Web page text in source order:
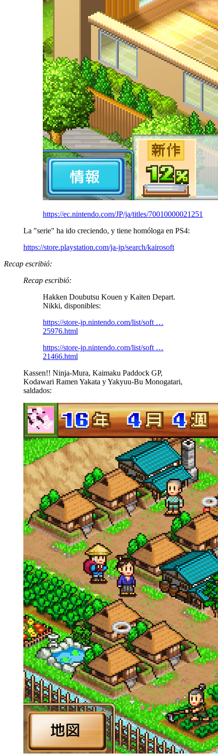
https://ec.nintendo.com/JP/ja/titles/70010000021251
La "serie" ha ido creciendo, y tiene homóloga en PS4:
https://store.playstation.com/ja-jp/search/kairosoft
Recap escribió:
Recap escribió:
Hakken Doubutsu Kouen y Kaiten Depart.
Nikki, disponibles:
https://store-jp.nintendo.com/list/soft …
25976.html
https://store-jp.nintendo.com/list/soft …
21466.html
Kassen!! Ninja-Mura, Kaimaku Paddock GP,
Kodawari Ramen Yakata y Yakyuu-Bu Monogatari,
saldados: